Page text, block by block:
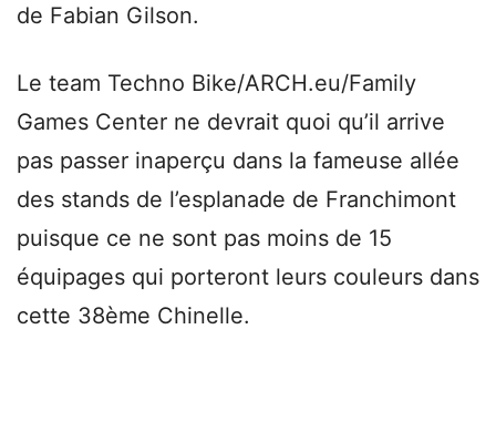
de Fabian Gilson.
Le team Techno Bike/ARCH.eu/Family
Games Center ne devrait quoi qu’il arrive
pas passer inaperçu dans la fameuse allée
des stands de l’esplanade de Franchimont
puisque ce ne sont pas moins de 15
équipages qui porteront leurs couleurs dans
cette 38ème Chinelle.